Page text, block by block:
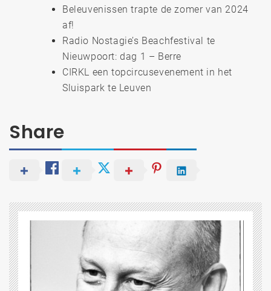
Beleuvenissen trapte de zomer van 2024
af!
Radio Nostagie’s Beachfestival te
Nieuwpoort: dag 1 – Berre
CIRKL een topcircusevenement in het
Sluispark te Leuven
Share